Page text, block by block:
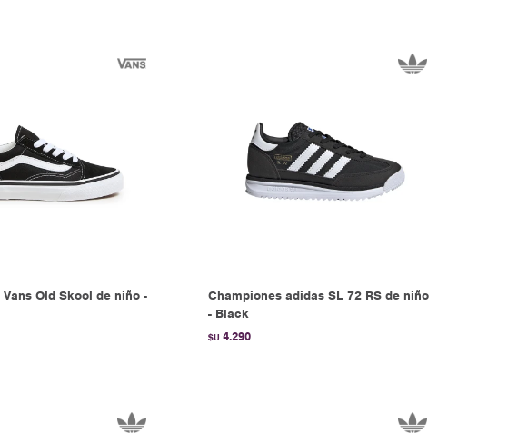
Old Skool de niño -
Championes adidas SL 72 RS de niño
- Black
$U 4.290